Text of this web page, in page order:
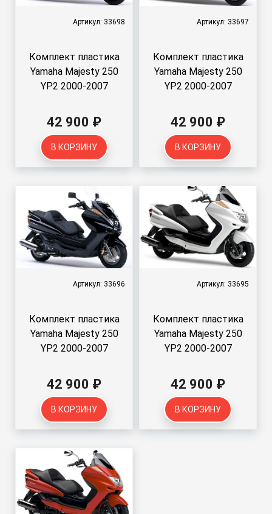
Артикул: 33698
Комплект пластика
Yamaha Majesty 250
YP2 2000-2007
42 900 ₽
В КОРЗИНУ
Артикул: 33697
Комплект пластика
Yamaha Majesty 250
YP2 2000-2007
42 900 ₽
В КОРЗИНУ
Артикул: 33696
Комплект пластика
Yamaha Majesty 250
YP2 2000-2007
42 900 ₽
В КОРЗИНУ
Артикул: 33695
Комплект пластика
Yamaha Majesty 250
YP2 2000-2007
42 900 ₽
В КОРЗИНУ